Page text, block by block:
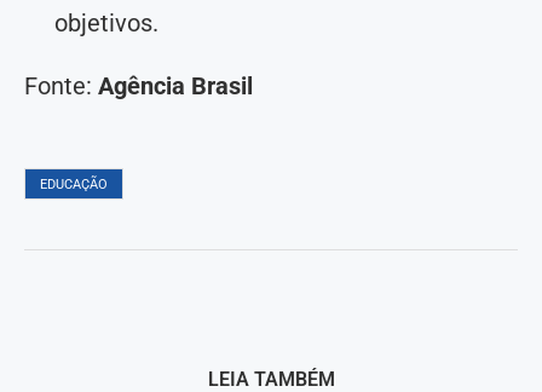
objetivos.
Fonte: Agência Brasil
EDUCAÇÃO
LEIA TAMBÉM